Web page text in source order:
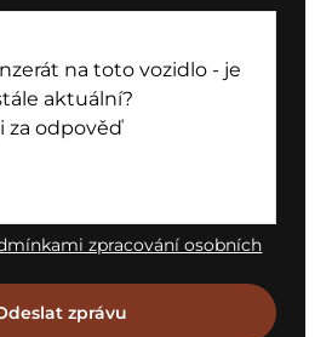
zpracování osobních